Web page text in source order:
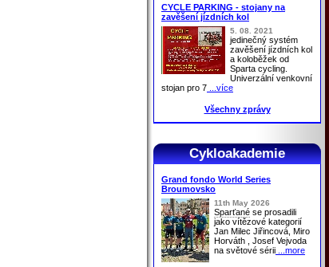
CYCLE PARKING - stojany na
zavěšení jízdních kol
5. 08. 2021
jedinečný systém
zavěšení jízdních kol
a koloběžek od
Sparta cycling.
Univerzální venkovní
stojan pro 7 ...více
Všechny zprávy
Cykloakademie
Grand fondo World Series
Broumovsko
11th May 2026
Sparťané se prosadili
jako vítězové kategorií
Jan Milec Jiřincová, Miro
Horváth , Josef Vejvoda
na světové sérii ...more